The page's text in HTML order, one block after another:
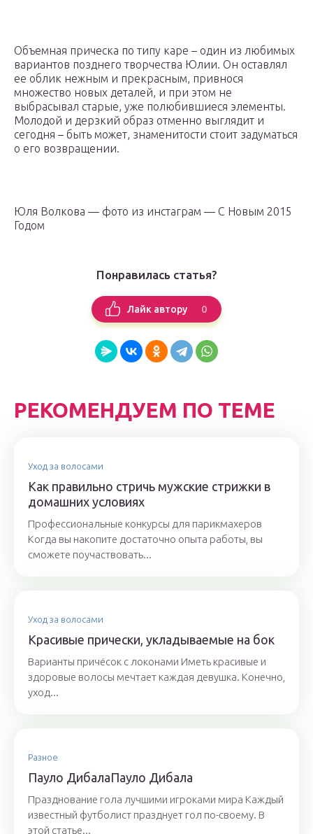
Объемная прическа по типу каре – один из любимых
вариантов позднего творчества Юлии. Он оставлял
ее облик нежным и прекрасным, привнося
множество новых деталей, и при этом не
выбрасывал старые, уже полюбившиеся элементы.
Молодой и дерзкий образ отменно выглядит и
сегодня – быть может, знаменитости стоит задуматься
о его возвращении.
Юля Волкова — фото из инстаграм — С Новым 2015
Годом
Понравилась статья?
Лайк автору 0
РЕКОМЕНДУЕМ ПО ТЕМЕ
Уход за волосами
Как правильно стричь мужские стрижки в
домашних условиях
Профессиональные конкурсы для парикмахеров
Когда вы накопите достаточно опыта работы, вы
сможете поучаствовать...
Уход за волосами
Красивые прически, укладываемые на бок
Варианты причёсок с локонами Иметь красивые и
здоровые волосы мечтает каждая девушка. Конечно,
уход...
Разное
Пауло ДибалаПауло Дибала
Празднование гола лучшими игроками мира Каждый
известный футболист празднует гол по-своему. В
этой статье...